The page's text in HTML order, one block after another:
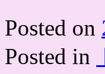
Posted on
Posted in